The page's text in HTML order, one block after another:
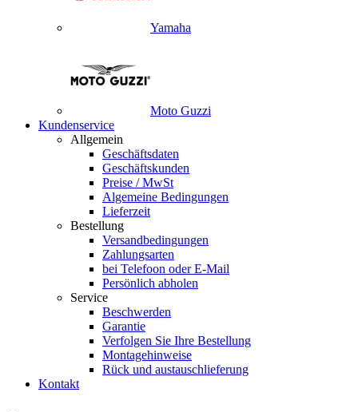
Yamaha
Moto Guzzi
Kundenservice
Allgemein
Geschäftsdaten
Geschäftskunden
Preise / MwSt
Algemeine Bedingungen
Lieferzeit
Bestellung
Versandbedingungen
Zahlungsarten
bei Telefoon oder E-Mail
Persönlich abholen
Service
Beschwerden
Garantie
Verfolgen Sie Ihre Bestellung
Montagehinweise
Rück und austauschlieferung
Kontakt